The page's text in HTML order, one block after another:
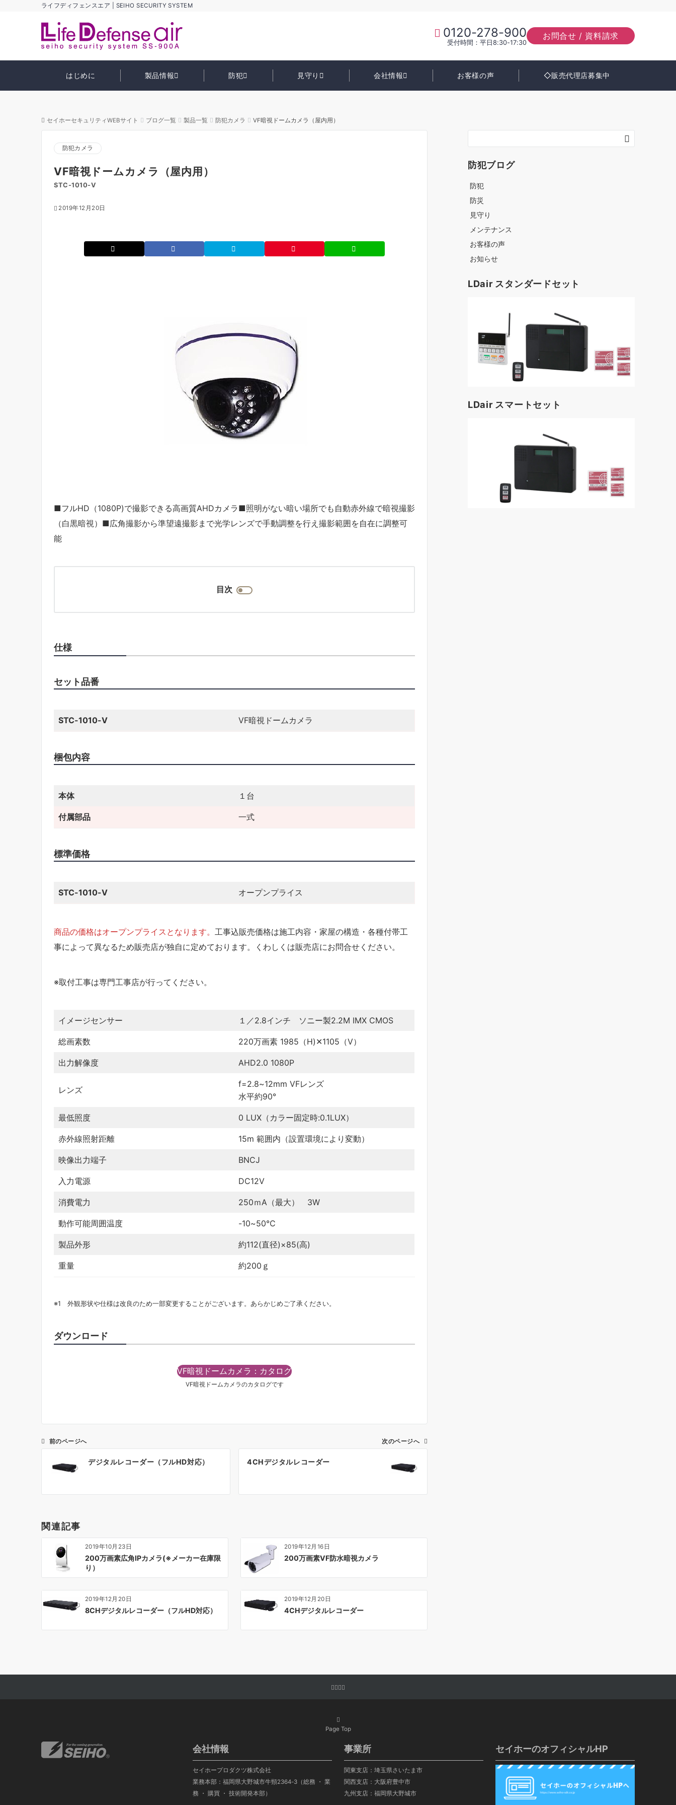
ライフディフェンスエア | SEIHO SECURITY SYSTEM
0120-278-900
受付時間：平日8:30-17:30
お問合せ / 資料請求
はじめに 製品情報 防犯 見守り 会社情報 お客様の声 ◇販売代理店募集中
セイホーセキュリティWEBサイト ブログ一覧 製品一覧 防犯カメラ VF暗視ドームカメラ（屋内用）
防犯カメラ
VF暗視ドームカメラ（屋内用）
STC-1010-V
2019年12月20日
■フルHD（1080P)で撮影できる高画質AHDカメラ■照明がない暗い場所でも自動赤外線で暗視撮影
（白黒暗視）■広角撮影から準望遠撮影まで光学レンズで手動調整を行え撮影範囲を自在に調整可
能
目次
仕様
セット品番
STC-1010-V VF暗視ドームカメラ
梱包内容
本体 １台
付属部品 一式
標準価格
STC-1010-V オープンプライス
商品の価格はオープンプライスとなります。 工事込販売価格は施工内容・家屋の構造・各種付帯工
事によって異なるため販売店が独自に定めております。くわしくは販売店にお問合せください。
※取付工事は専門工事店が行ってください。
イメージセンサー １／2.8インチ ソニー製2.2M IMX CMOS
総画素数 220万画素 1985（H)✕1105（V）
出力解像度 AHD2.0 1080P
レンズ
f=2.8~12mm VFレンズ
水平約90°
最低照度 0 LUX（カラー固定時:0.1LUX）
赤外線照射距離 15m 範囲内（設置環境により変動）
映像出力端子 BNCJ
入力電源 DC12V
消費電力 250ｍA（最大） 3W
動作可能周囲温度 -10~50℃
製品外形 約112(直径)×85(高)
重量 約200ｇ
※1 外観形状や仕様は改良のため一部変更することがございます。あらかじめご了承ください。
ダウンロード
VF暗視ドームカメラ：カタログ
VF暗視ドームカメラのカタログです
シ
前のページへ
デジタルレコーダー（フルHD対応）
次のページへ
4CHデジタルレコーダー
関連記事
2019年10月23日
200万画素広角IPカメラ(※メーカー在庫限
り）
2019年12月16日
200万画素VF防水暗視カメラ
2019年12月20日
8CHデジタルレコーダー（フルHD対応）
2019年12月20日
4CHデジタルレコーダー
防犯ブログ
防犯
防災
見守り
メンテナンス
お客様の声
お知らせ
LDair スタンダードセット
LDair スマートセット
Page Top
会社情報
セイホープロダクツ株式会社
業務本部：福岡県大野城市牛頸2364-3（総務 ・ 業
務 ・ 購買 ・ 技術開発本部）
事業所
関東支店：埼玉県さいたま市
関西支店：大阪府豊中市
九州支店：福岡県大野城市
セイホーのオフィシャルHP